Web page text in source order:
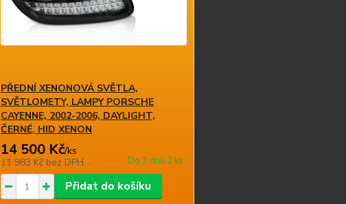
PŘEDNÍ XENONOVÁ SVĚTLA,
SVĚTLOMETY, LAMPY PORSCHE
CAYENNE, 2002-2006, DAYLIGHT,
ČERNÉ, HID XENON
14 500 Kč/ks
11 983 Kč bez DPH Do 3 dnů 2 ks
Přidat do košíku